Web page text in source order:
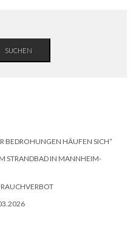
SUCHEN
BEDROHUNGEN HÄUFEN SICH“
STRANDBAD IN MANNHEIM-